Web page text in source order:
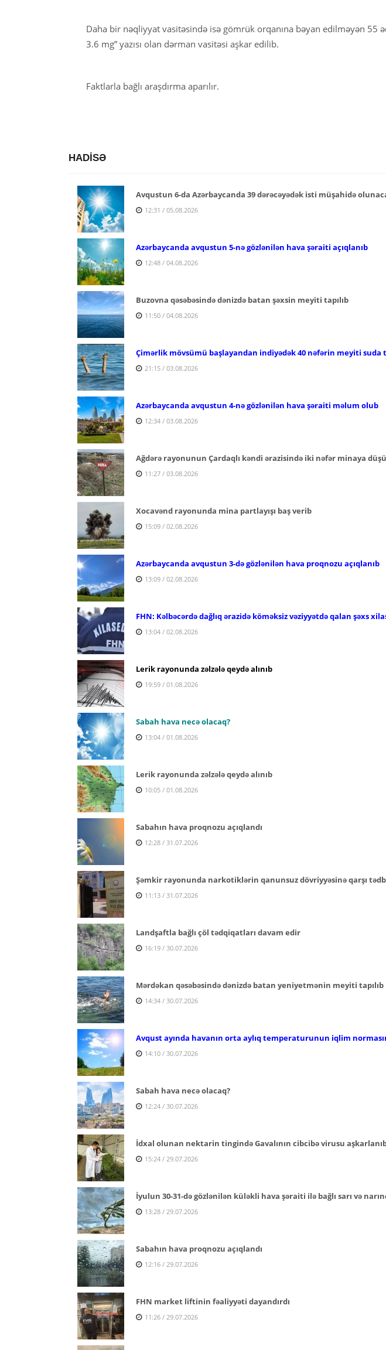
Daha bir nəqliyyat vasitəsində isə gömrük orqanına bəyan edilməyən 55
3.6 mg” yazısı olan dərman vasitəsi aşkar edilib.
Faktlarla bağlı araşdırma aparılır.
HADİSƏ
Avqustun 6-da Azərbaycanda 39 dərəcəyədək isti müşahidə
12:31 / 05.08.2026
Azərbaycanda avqustun 5-nə gözlənilən hava şəraiti açıqlanıb
12:48 / 04.08.2026
Buzovna qəsəbəsində dənizdə batan şəxsin meyiti tapılıb
11:50 / 04.08.2026
Çimərlik mövsümü başlayandan indiyədək 40 nəfərin meyiti suda
21:15 / 03.08.2026
Azərbaycanda avqustun 4-nə gözlənilən hava şəraiti məlum olub
12:34 / 03.08.2026
Ağdərə rayonunun Çardaqlı kəndi ərazisində iki nəfər minaya
11:27 / 03.08.2026
Xocavənd rayonunda mina partlayışı baş verib
15:09 / 02.08.2026
Azərbaycanda avqustun 3-də gözlənilən hava proqnozu açıqlanıb
13:09 / 02.08.2026
FHN: Kəlbəcərdə dağlıq ərazidə köməksiz vəziyyətdə qalan şəxs
13:04 / 02.08.2026
Lerik rayonunda zəlzələ qeydə alınıb
19:59 / 01.08.2026
Sabah hava necə olacaq?
13:04 / 01.08.2026
Lerik rayonunda zəlzələ qeydə alınıb
10:05 / 01.08.2026
Sabahın hava proqnozu açıqlandı
12:28 / 31.07.2026
Şəmkir rayonunda narkotiklərin qanunsuz dövriyyəsinə qarşı
11:13 / 31.07.2026
Landşaftla bağlı çöl tədqiqatları davam edir
16:19 / 30.07.2026
Mərdəkan qəsəbəsində dənizdə batan yeniyetmənin meyiti tapılıb
14:34 / 30.07.2026
Avqust ayında havanın orta aylıq temperaturunun iqlim
14:10 / 30.07.2026
Sabah hava necə olacaq?
12:24 / 30.07.2026
İdxal olunan nektarin tingində Gavalının cibcibə virusu
15:24 / 29.07.2026
İyulun 30-31-də gözlənilən küləkli hava şəraiti ilə bağlı sarı və
13:28 / 29.07.2026
Sabahın hava proqnozu açıqlandı
12:16 / 29.07.2026
FHN market liftinin fəaliyyəti dayandırdı
11:26 / 29.07.2026